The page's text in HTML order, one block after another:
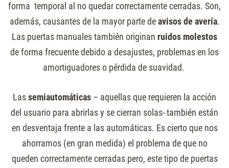
forma temporal al no quedar correctamente cerradas. Son,
además, causantes de la mayor parte deavisos de avería.
Las puertas manuales también originan ruidos molestos
de forma frecuente debido a desajustes, problemas en los
amortiguadores o pérdida de suavidad.
Lassemiautomáticas – aquellas que requieren la acción
del usuario para abrirlas y se cierran solas- también están
en desventaja frente a las automáticas. Es cierto que nos
ahorramos (en gran medida) el problema de que no
queden correctamente cerradas pero, este tipo de puertas